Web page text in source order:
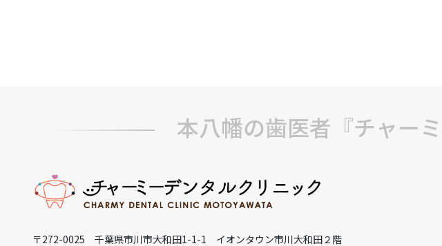
本八幡の歯医者『チャー
〒272-0025 千葉県市川市大和田1-1-1 イオンタウン市川大和田２階